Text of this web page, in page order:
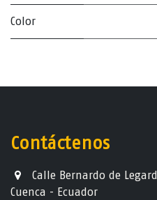
Color
Contáctenos
Calle Bernardo de
Cuenca - Ecuador